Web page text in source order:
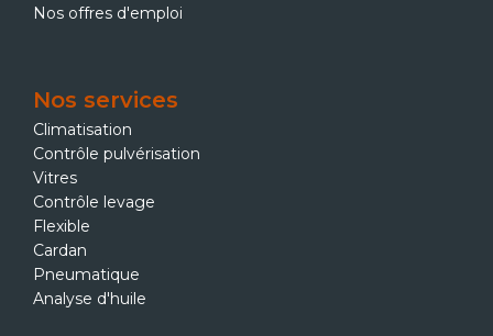
Nos offres d'emploi
Nos services
Climatisation
Contrôle pulvérisation
Vitres
Contrôle levage
Flexible
Cardan
Pneumatique
Analyse d'huile